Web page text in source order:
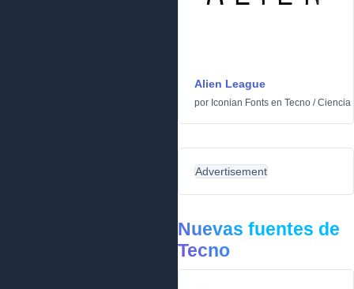
Alien League
por Iconian Fonts en Tecno /Ciencia
Advertisement
Nuevas fuentes de
Tecno